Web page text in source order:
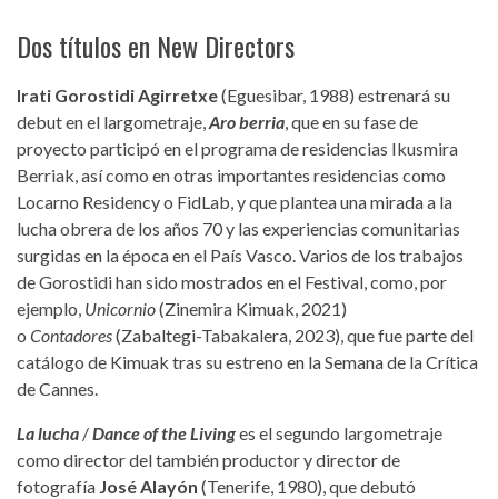
Dos títulos en New Directors
Irati GorostidiAgirretxe(Eguesibar, 1988) estrenará su
debut en el largometraje,Aro berria, que en su fase de
proyecto participó en el programa de residencias Ikusmira
Berriak, así como en otras importantes residencias como
Locarno Residency o FidLab, y que plantea una mirada a la
lucha obrera de los años 70 y las experiencias comunitarias
surgidas en la época en el País Vasco. Varios de los trabajos
de Gorostidi han sido mostrados en el Festival, como, por
ejemplo, Unicornio(Zinemira Kimuak, 2021)
o Contadores(Zabaltegi-Tabakalera, 2023), que fue parte del
catálogo de Kimuak tras su estreno en la Semana de la Crítica
de Cannes.
La lucha /Dance of the Livinges el segundo largometraje
como director del también productor y director de
fotografía José Alayón (Tenerife, 1980), que debutó